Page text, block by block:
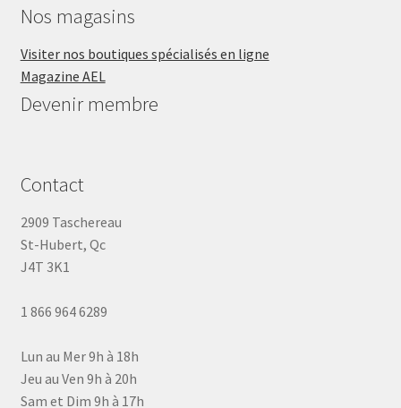
Nos magasins
Visiter nos boutiques spécialisés en ligne
Magazine AEL
Devenir membre
Contact
2909 Taschereau
St-Hubert, Qc
J4T 3K1
1 866 964 6289
Lun au Mer 9h à 18h
Jeu au Ven 9h à 20h
Sam et Dim 9h à 17h